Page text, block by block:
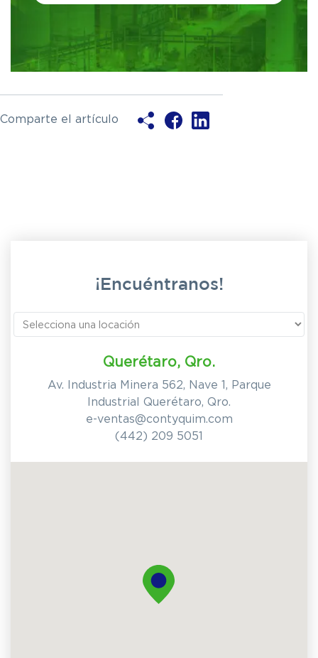
this
Comparte el artículo
¡Encuéntranos!
Querétaro, Qro.
Av. Industria Minera 562, Nave 1, Parque
Industrial Querétaro, Qro.
e-ventas@contyquim.com
(442) 209 5051